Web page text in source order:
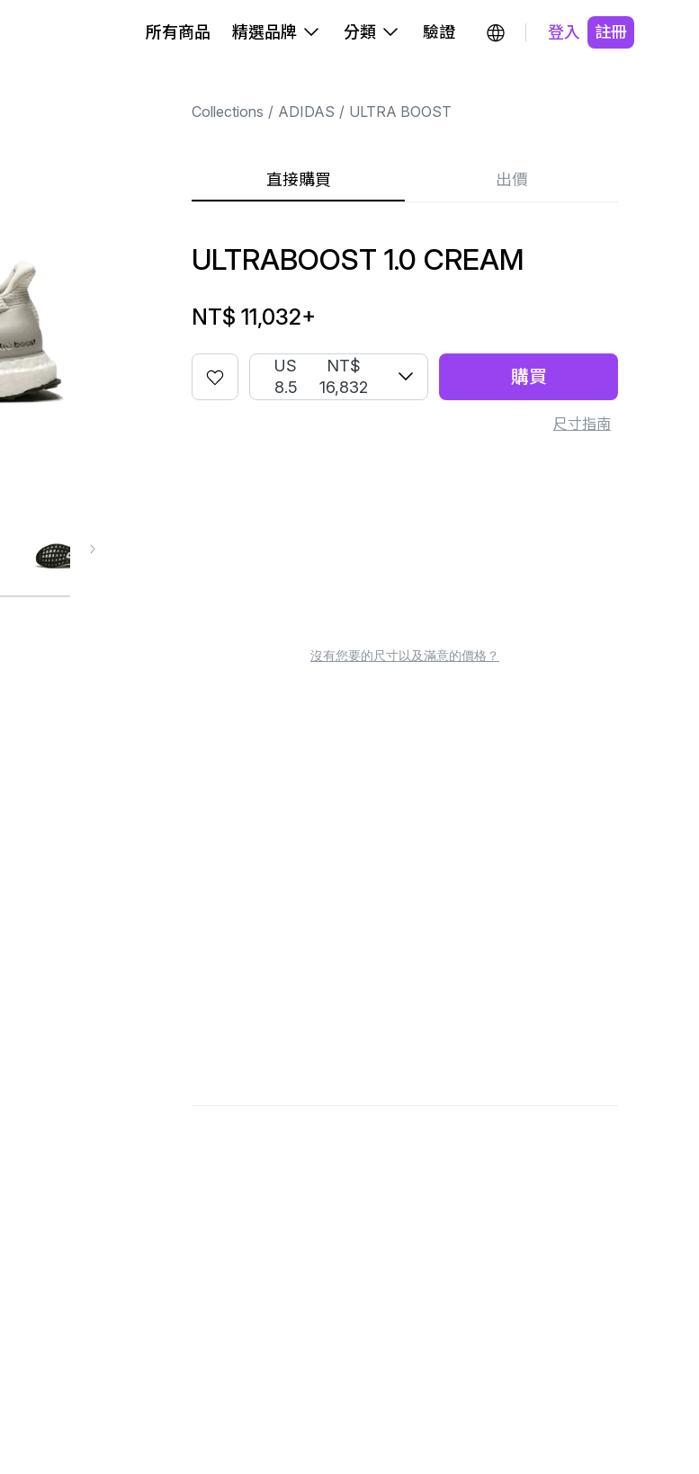
所有商品 精選品牌 分類 驗證 登入 註冊
Collections ADIDAS ULTRA BOOST
直接購買 出價
ULTRABOOST 1.0 CREAM
NT$ 11,032+
US
8.5
NT$
16,832
購買
尺寸指南
沒有您要的尺寸以及滿意的價格？